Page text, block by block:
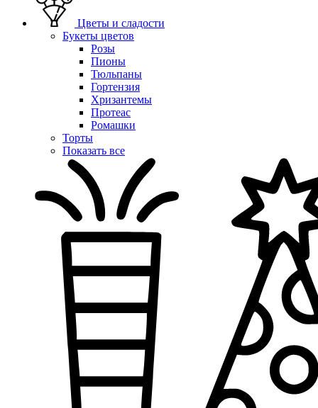
Цветы и сладости
Букеты цветов
Розы
Пионы
Тюльпаны
Гортензия
Хризантемы
Протеас
Ромашки
Торты
Показать все